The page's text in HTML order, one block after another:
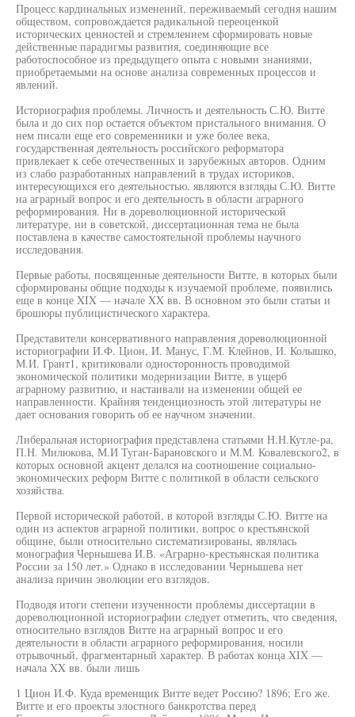
Процесс кардинальных изменений, переживаемый сегодня нашим
обществом, сопровождается радикальной переоценкой
исторических ценностей и стремлением сформировать новые
действенные парадигмы развития, соединяющие все
работоспособное из предыдущего опыта с новыми знаниями,
приобретаемыми на основе анализа современных процессов и
явлений.
Историография проблемы. Личность и деятельность С.Ю. Витте
была и до сих пор остается объектом пристального внимания. О
нем писали еще его современники и уже более века,
государственная деятельность российского реформатора
привлекает к себе отечественных и зарубежных авторов. Одним
из слабо разработанных направлений в трудах историков,
интересующихся его деятельностью, являются взгляды С.Ю. Витте
на аграрный вопрос и его деятельность в области аграрного
реформирования. Ни в дореволюционной исторической
литературе, ни в советской, диссертационная тема не была
поставлена в качестве самостоятельной проблемы научного
исследования.
Первые работы, посвященные деятельности Витте, в которых были
сформированы общие подходы к изучаемой проблеме, появились
еще в конце XIX — начале XX вв. В основном это были статьи и
брошюры публицистического характера.
Представители консервативного направления дореволюционной
историографии И.Ф. Цион, И. Манус, Г.М. Клейнов, И. Колышко,
М.И. Грант1, критиковали односторонность проводимой
экономической политики модернизации Витте, в ущерб
аграрному развитию, и настаивали на изменении общей ее
направленности. Крайняя тенденциозность этой литературы не
дает основания говорить об ее научном значении.
Либеральная историография представлена статьями Н.Н.Кутле-ра,
П.Н. Милюкова, М.И Туган-Барановского и М.М. Ковалевского2, в
которых основной акцент делался на соотношение социально-
экономических реформ Витте с политикой в области сельского
хозяйства.
Первой исторической работой, в которой взгляды С.Ю. Витте на
один из аспектов аграрной политики, вопрос о крестьянской
общине, были относительно систематизированы, являлась
монография Чернышева И.В. «Аграрно-крестьянская политика
России за 150 лет.» Однако в исследовании Чернышева нет
анализа причин эволюции его взглядов.
Подводя итоги степени изученности проблемы диссертации в
дореволюционной историографии следует отметить, что сведения,
относительно взглядов Витте на аграрный вопрос и его
деятельности в области аграрного реформирования, носили
отрывочный, фрагментарный характер. В работах конца XIX —
начала XX вв. были лишь
1 Цион И.Ф. Куда временщик Витте ведет Россию? 1896; Его же.
Витте и его проекты злостного банкротства перед